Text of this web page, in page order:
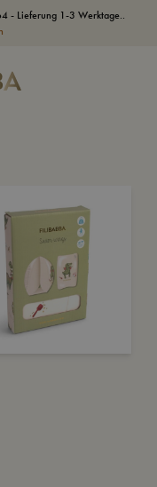
- Lieferung 1-3 Werktage..